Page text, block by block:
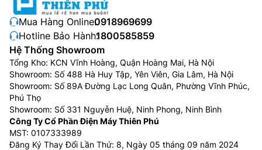
Hệ điều hành One UI Tizen
Hệ điều hành One UI Tizen mang đến một trải nghiệm
liền mạch và nhất quán cho mọi thiết bị Samsung. Hệ
điều hành Samsung Tizen OS cho phép bạn tận dụng
các tính năng sáng tạo mới nhất của Samsung – bao
gồm truy cập nhanh nội dung yêu thích, quản lý AI tiện
lợi và bảo mật tuyệt đối với Samsung Knox Security.
Thêm vào đó, One UI Tizen còn được hỗ trợ nâng cấp
hệ điều hành trong 7 năm tới, để bạn luôn được trải
nghiệm các ứng dụng và dịch vụ mới nhất.
Mua Hàng Online:0918969699
Hotline Bảo Hành:1800585859
Hệ Thống Showroom
Tổng Kho: KCN Vĩnh Hoàng, Quận Hoàng Mai, Hà Nội
Showroom: Số 488 Hà Huy Tập, Yên Viên, Gia Lâm, Hà Nội
Showroom: Số 89A Đường Lạc Long Quân, Phường Vĩnh Phúc,
Phú Thọ
Showroom: Số 331 Nguyễn Huệ, Ninh Phong, Ninh Bình
Công Ty Cổ Phần Điện Máy Thiên Phú
MST: 0107333989
Đăng Ký Thay Đổi Lần Thứ: 8, Ngày 05 tháng 09 năm 2024